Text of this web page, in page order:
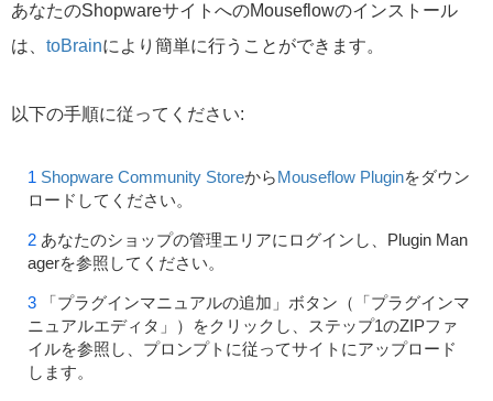
あなたのShopwareサイトへのMouseflowのインストール
は、 toBrainにより簡単に行うことができます。
以下の手順に従ってください:
Shopware Community StoreからMouseflow Pluginをダウン
ロードしてください。
あなたのショップの管理エリアにログインし、Plugin Man
agerを参照してください。
「プラグインマニュアルの追加」ボタン（「プラグインマ
ニュアルエディタ」）をクリックし、ステップ1のZIPファ
イルを参照し、プロンプトに従ってサイトにアップロード
します。